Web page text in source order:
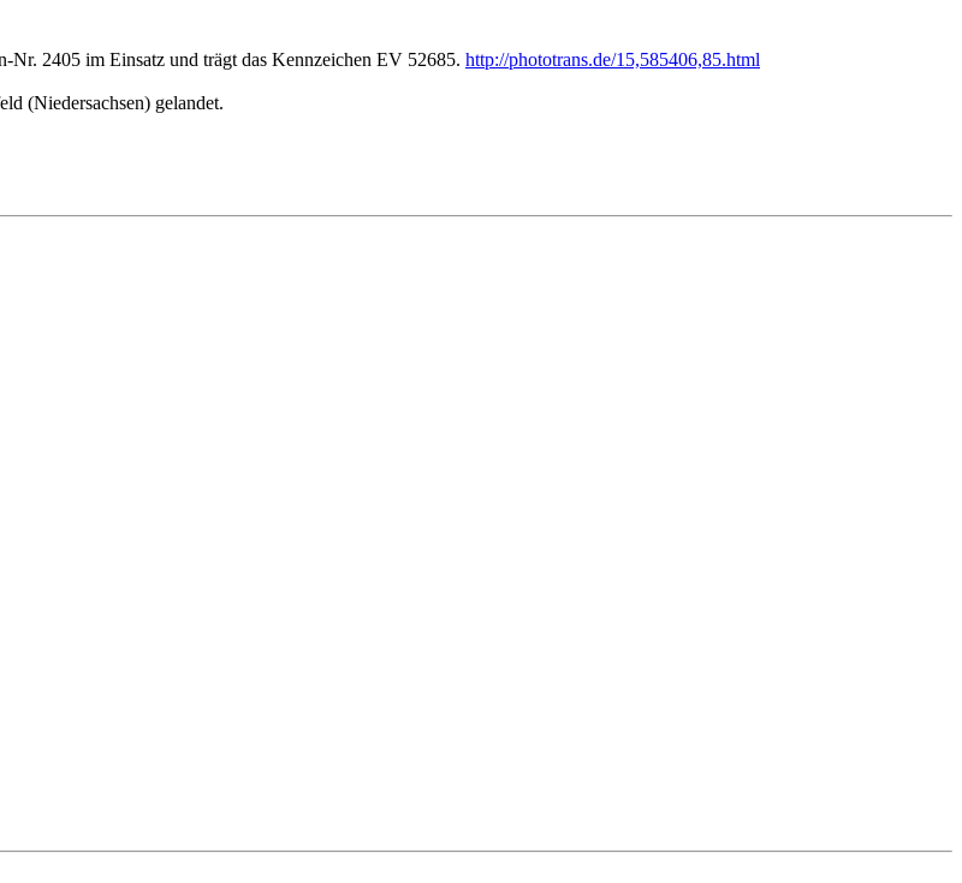
Nr. 2405 im Einsatz und trägt das Kennzeichen EV 52685. http://phototrans.de/15,585406,85.html
(Niedersachsen) gelandet.